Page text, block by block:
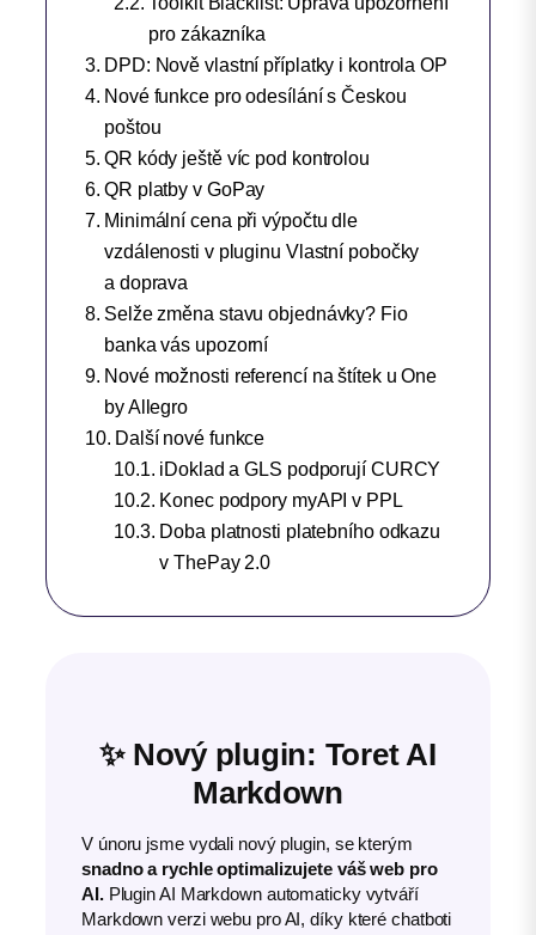
pro zákazníka
DPD: Nově vlastní příplatky i kontrola OP
Nové funkce pro odesílání s Českou
poštou
QR kódy ještě víc pod kontrolou
QR platby v GoPay
Minimální cena při výpočtu dle
vzdálenosti v pluginu Vlastní pobočky
a doprava
Selže změna stavu objednávky? Fio
banka vás upozorní
Nové možnosti referencí na štítek u One
by Allegro
Další nové funkce
iDoklad a GLS podporují CURCY
Konec podpory myAPI v PPL
Doba platnosti platebního odkazu
v ThePay 2.0
✨ Nový plugin: Toret AI
Markdown
V únoru jsme vydali nový plugin, se kterým
snadno a rychle optimalizujete váš web pro
AI.Plugin AI Markdown automaticky vytváří
Markdown verzi webu pro AI, díky které chatboti